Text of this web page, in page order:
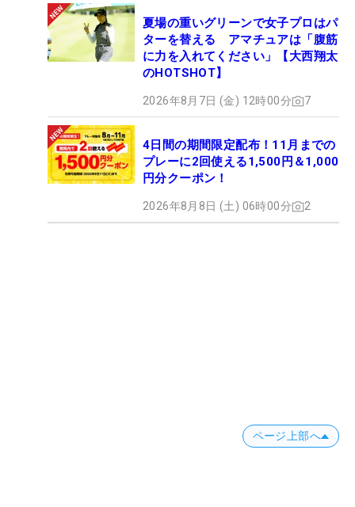
夏場の重いグリーンで女子プロはパ
ターを替える アマチュアは「腹筋
に力を入れてください」【大西翔太
のHOTSHOT】
2026年8月7日 (金) 12時00分 7
4日間の期間限定配布！11月までの
プレーに2回使える1,500円＆1,000
円分クーポン！
2026年8月8日 (土) 06時00分 2
ページ上部へ